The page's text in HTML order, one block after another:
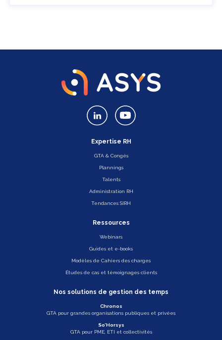
Expertise RH
GTA & Congés
Plannings
Talents
Administration RH
Tendances SIRH
Ressources
Webinars
Guides et e-books
Modèles de Cahiers des charges
Études de cas et témoignages clients
Nos solutions de gestion des temps
Chronos
GTA pour grandes organisations publiques et privées
So’Horsys
GTA pour PME, ETI et collectivités